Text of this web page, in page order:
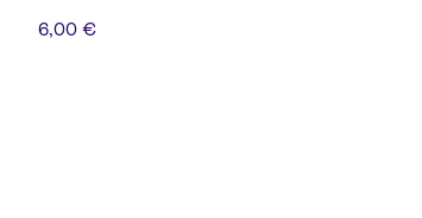
6,00 €